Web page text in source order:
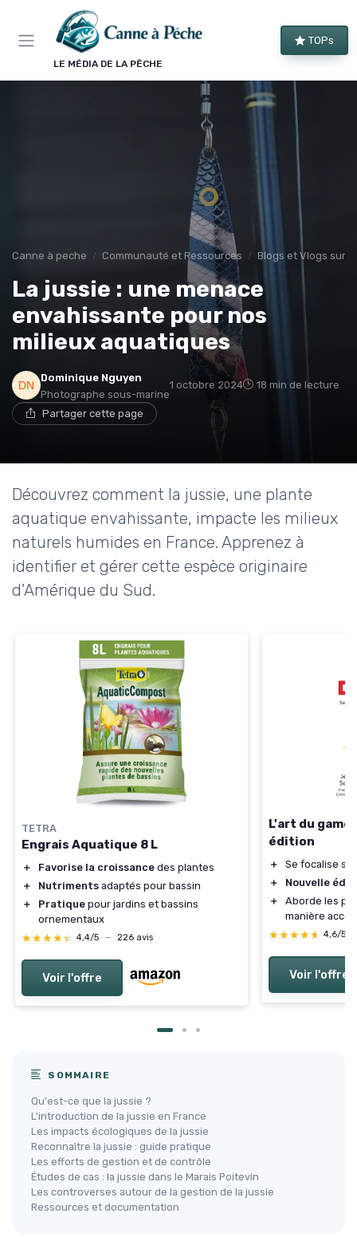
LE MÉDIA DE LA PÊCHE
TOPs
Canne à peche Communauté et Ressources Blogs et Vlogs sur
La jussie : une menace
envahissante pour nos
milieux aquatiques
Dominique Nguyen
Photographe sous-marine
1 octobre 2024 18 min de lecture
Partager cette page
Découvrez comment la jussie, une plante
aquatique envahissante, impacte les milieux
naturels humides en France. Apprenez à
identifier et gérer cette espèce originaire
d'Amérique du Sud.
TETRA
Engrais Aquatique 8 L
＋ Favorise la croissance des plantes
＋
Nutriments adaptés pour bassin
＋
Pratique pour jardins et bassins
ornementaux
★★★★★
★★★★★ 4,4/5 — 226 avis
Voir l'offre
L'art du
édition
＋
Se focalise
＋
Nouvelle
＋
Aborde les
manière
★★★★★
★★★★★ 4,6/5
Voir l'offre
SOMMAIRE
Qu'est-ce que la jussie ?
L'introduction de la jussie en France
Les impacts écologiques de la jussie
Reconnaître la jussie : guide pratique
Les efforts de gestion et de contrôle
Études de cas : la jussie dans le Marais Poitevin
Les controverses autour de la gestion de la jussie
Ressources et documentation
Panneau de gestion des cookies